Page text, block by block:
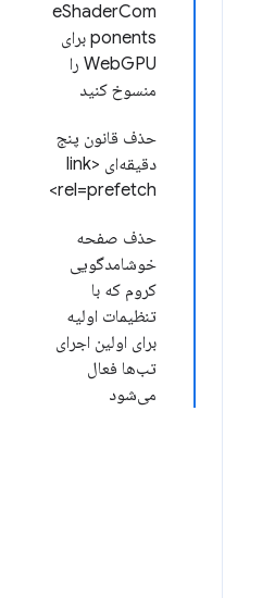
eShaderCom
ponents برای
WebGPU را
منسوخ کنید
حذف قانون پنج
دقیقه‌ای <link
rel=prefetch>
حذف صفحه
خوشامدگویی
کروم که با
تنظیمات اولیه
برای اولین اجرای
تب‌ها فعال
می‌شود